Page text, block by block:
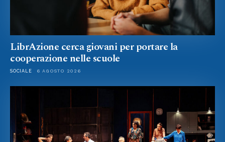
LibrAzione cerca giovani per portare la
cooperazione nelle scuole
SOCIALE 6 AGOSTO 2026